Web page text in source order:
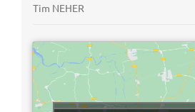
Tim NEHER